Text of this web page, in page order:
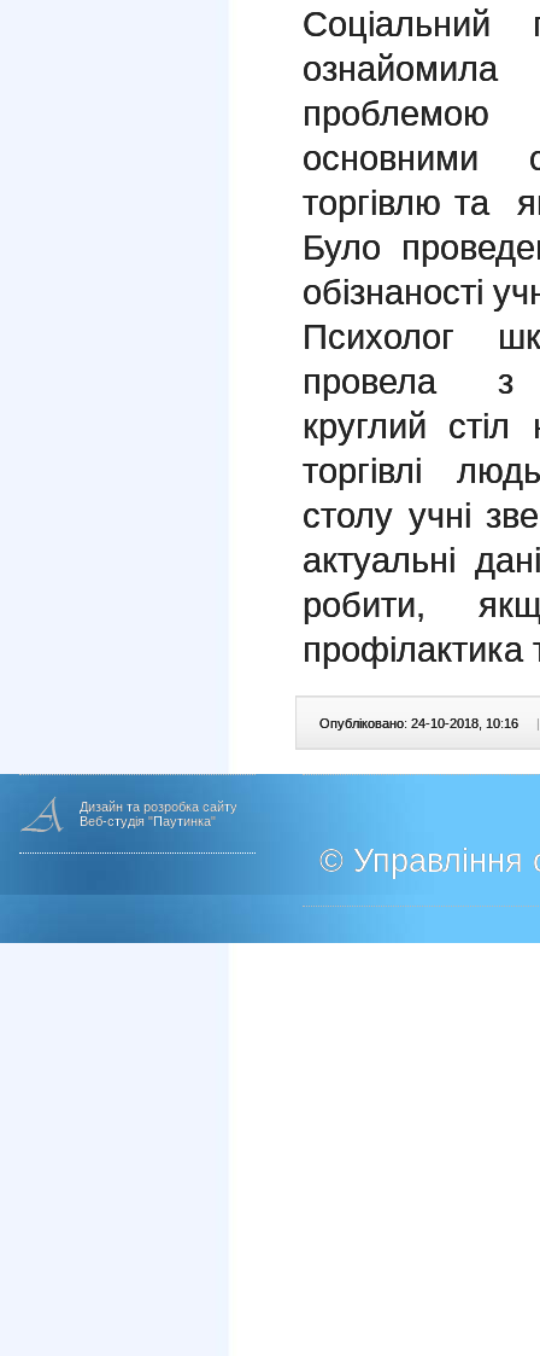
основними
торгівлю та
Було
обізнаності
Психолог
провела
круглий
торгівлі
столу учні
актуальні
робити,
профілактика
Опубліковано: 24-10-2018, 10:16 |
Дизайн та розробка сайту
Веб-студія "Паутинка"
© Управління